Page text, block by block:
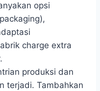
opsi
charge extra
produksi dan
terjadi. Tambahkan